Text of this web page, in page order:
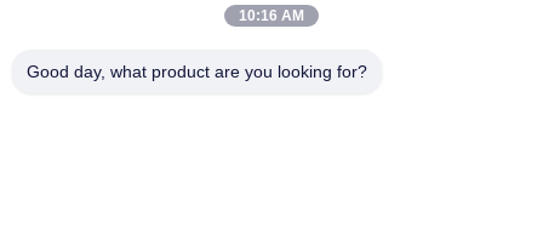
10:16 AM
Good day, what product are you looking for?